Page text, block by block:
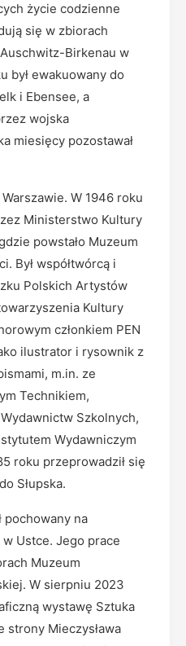
życie codzienne
się w zbiorach
Birkenau w
był ewakuowany do
i Ebensee, a
wojska
miesięcy pozostawał
W 1946 roku
Ministerstwo Kultury
powstało Muzeum
Był współtwórcą i
Polskich Artystów
Kultury
członkiem PEN
ilustrator i rysownik z
m.in. ze
Technikiem,
Szkolnych,
Wydawniczym
roku przeprowadził się
Słupska.
pochowany na
Ustce. Jego prace
Muzeum
W sierpniu 2023
wystawę Sztuka
strony Mieczysława